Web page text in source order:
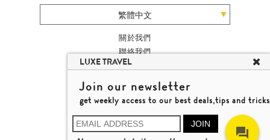
繁體中文
關於我們
聯絡我們
加入我們
旅遊網站地圖
楊廸深品味遊
© 2026 品味遊有限公司
牌照號碼 353662
LUXE TRAVEL
Join our newsletter
get weekly access to our best deals,tips and tricks
JOIN